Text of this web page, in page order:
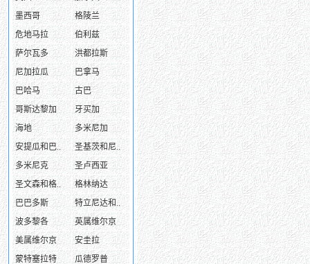
墨西哥
格陵兰
危地马拉
伯利兹
萨尔瓦多
洪都拉斯
尼加拉瓜
巴拿马
巴哈马
古巴
哥斯达黎加
牙买加
海地
多米尼加
安提瓜和巴..
圣基茨和尼..
多米尼克
圣卢西亚
圣文森和格..
格林纳达
巴巴多斯
特立尼达和..
波多黎各
英属维尔京
美属维尔京
安圭拉
蒙特塞拉特
瓜德罗普